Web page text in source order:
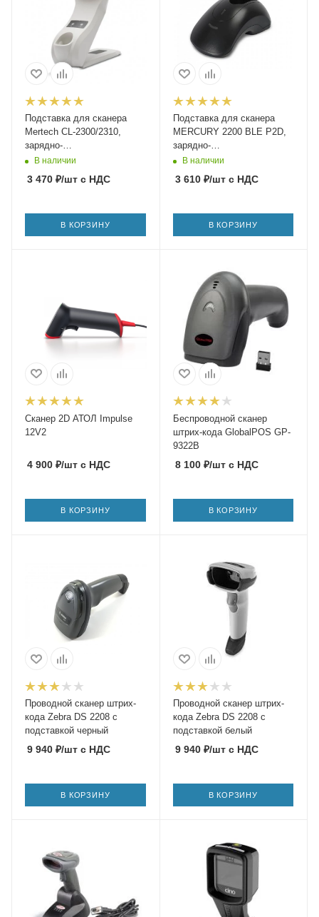
Подставка для сканера
Mertech CL-2300/2310,
зарядно-
коммуникационная, белая
В наличии
3 470 ₽/шт с НДС
В КОРЗИНУ
Подставка для сканера
MERCURY 2200 BLE P2D,
зарядно-
коммуникационная, черная
В наличии
3 610₽/штс НДС
В КОРЗИНУ
Сканер 2D АТОЛ Impulse
12V2
4 900 ₽/шт с НДС
В КОРЗИНУ
Беспроводной сканер
штрих-кода GlobalPOS GP-
9322B
8 100₽/штс НДС
В КОРЗИНУ
Проводной сканер штрих-
кода Zebra DS 2208 с
подставкой черный
9 940 ₽/шт с НДС
В КОРЗИНУ
Проводной сканер штрих-
кода Zebra DS 2208 с
подставкой белый
9 940₽/штс НДС
В КОРЗИНУ